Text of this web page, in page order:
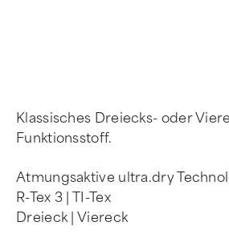
Klassisches Dreiecks- oder
Funktionsstoff.
Atmungsaktive ultra.dry
R-Tex 3 | TI-Tex
Dreieck | Viereck